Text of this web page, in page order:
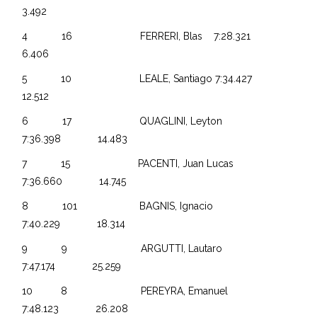
3.492
4 16 FERRERI, Blas 7:28.321
6.406
5 10 LEALE, Santiago 7:34.427
12.512
6 17 QUAGLINI, Leyton
7:36.398 14.483
7 15 PACENTI, Juan Lucas
7:36.660 14.745
8 101 BAGNIS, Ignacio
7:40.229 18.314
9 9 ARGUTTI, Lautaro
7:47.174 25.259
10 8 PEREYRA, Emanuel
7:48.123 26.208